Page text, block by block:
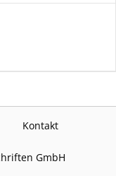
Kontakt
GmbH